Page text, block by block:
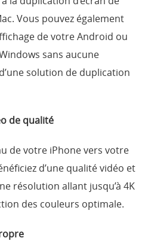
Vous pouvez également
de votre Android ou
sans aucune
solution de duplication
de qualité
de votre iPhone vers votre
d’une qualité vidéo et
résolution allant jusqu’à 4K
des couleurs optimale.